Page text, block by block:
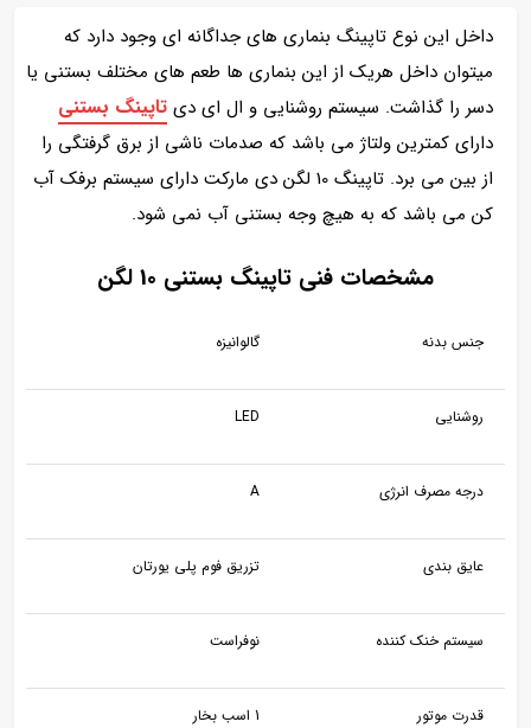
داخل این نوع تاپینگ بنماری های جداگانه ای وجود دارد که
میتوان داخل هریک از این بنماری ها طعم های مختلف بستنی یا
دسر را گذاشت. سیستم روشنایی و ال ای دی تاپینگ بستنی
دارای کمترین ولتاژ می باشد که صدمات ناشی از برق گرفتگی را
از بین می برد. تاپینگ 10 لگن دی مارکت دارای سیستم برفک آب
کن می باشد که به هیچ وجه بستنی آب نمی شود.
مشخصات فنی تاپینگ بستنی 10 لگن
جنس بدنه گالوانیزه
روشنایی LED
درجه مصرف انرژی A
عایق بندی تزریق فوم پلی یورتان
سیستم خنک کننده نوفراست
قدرت موتور 1 اسب بخار